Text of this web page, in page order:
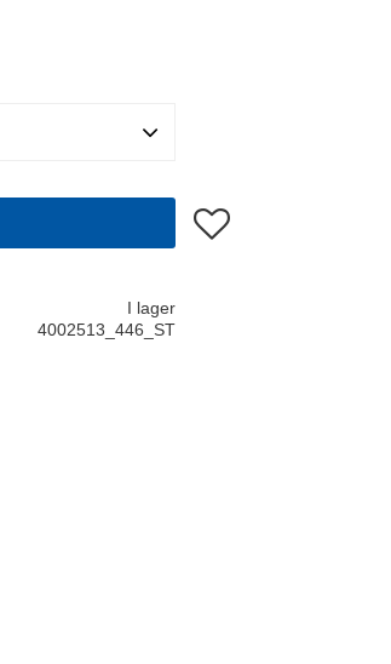
Lägg till i favoriter
I lager
4002513_446_ST